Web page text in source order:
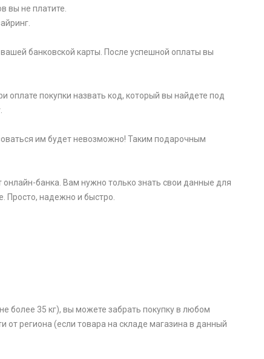
вы не платите.
банковской карты. После успешной оплаты вы
оплате покупки назвать код, который вы найдете под
им будет невозможно! Таким подарочным
банка. Вам нужно только знать свои данные для
Просто, надежно и быстро.
более 35 кг), вы можете забрать покупку в любом
от региона (если товара на складе магазина в данный